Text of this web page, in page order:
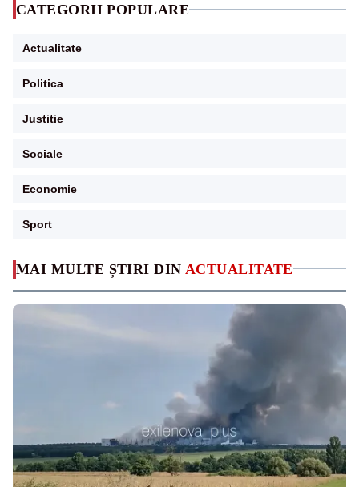
MAI MULTE ȘTIRI DIN ACTUALITATE
CATEGORII POPULARE
Actualitate
Politica
Justitie
Sociale
Economie
Sport